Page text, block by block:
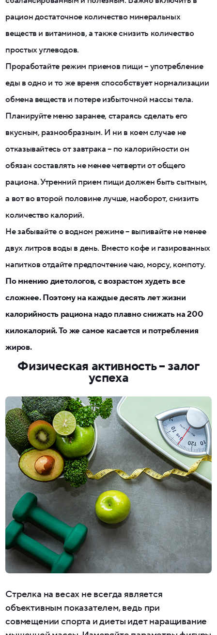
рацион достаточное количество минеральных
веществ и витаминов, а также снизить количество
простых углеводов.
Проработайте режим приемов пищи – употребление
еды в одно и то же время способствует нормализации
обмена веществ и потере избыточной массы тела.
Планируйте меню заранее, стараясь сделать его
вкусным, разнообразным. И ни в коем случае не
отказывайтесь от завтрака – по калорийности он
обязан составлять не менее четверти от общего
рациона. Утренний прием пищи должен быть сытным,
а вот во второй половине лучше, наоборот, снизить
количество калорий.
Не забывайте о водном режиме – выпивайте не менее
двух литров воды в день. Вместо кофе и газированных
напитков отдайте предпочтение чаю, морсу, компоту.
По мнению диетологов, с возрастом худеть все
сложнее. Поэтому на каждые десять лет жизни
калорийность рациона надо плавно снижать на 200
килокалорий. То же самое касается и потребления
жиров.
Физическая активность – залог
успеха
Стрелка на весах не всегда является
объективным показателем, ведь при
совмещении спорта и диеты идет наращивание